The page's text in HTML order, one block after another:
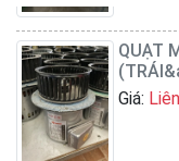
QUẠT
Giá: